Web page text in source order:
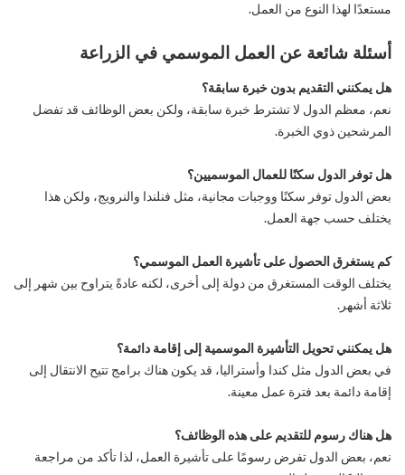
مستعدًا لهذا النوع من العمل.
أسئلة شائعة عن العمل الموسمي في الزراعة
هل يمكنني التقديم بدون خبرة سابقة؟
نعم، معظم الدول لا تشترط خبرة سابقة، ولكن بعض الوظائف قد تفضل
المرشحين ذوي الخبرة.
هل توفر الدول سكنًا للعمال الموسميين؟
بعض الدول توفر سكنًا ووجبات مجانية، مثل فنلندا والنرويج، ولكن هذا
يختلف حسب جهة العمل.
كم يستغرق الحصول على تأشيرة العمل الموسمي؟
يختلف الوقت المستغرق من دولة إلى أخرى، لكنه عادةً يتراوح بين شهر إلى
ثلاثة أشهر.
هل يمكنني تحويل التأشيرة الموسمية إلى إقامة دائمة؟
في بعض الدول مثل كندا وأستراليا، قد يكون هناك برامج تتيح الانتقال إلى
إقامة دائمة بعد فترة عمل معينة.
هل هناك رسوم للتقديم على هذه الوظائف؟
نعم، بعض الدول تفرض رسومًا على تأشيرة العمل، لذا تأكد من مراجعة